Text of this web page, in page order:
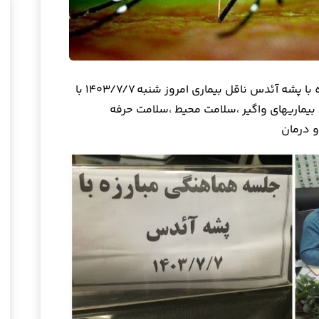
جلسه هماهنگی برنامه های کنترل و مبارزه با پشه آئدس ناقل بیماری امروز شنبه ۱۴۰۳/۷/۷ با
واگیر ،سلامت محیط ،سلامت حرفه
درمان